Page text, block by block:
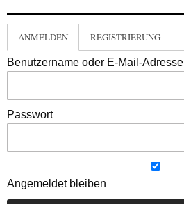
ANMELDEN REGISTRIERUNG
Benutzername oder E-Mail-Adresse
Passwort
Angemeldet bleiben